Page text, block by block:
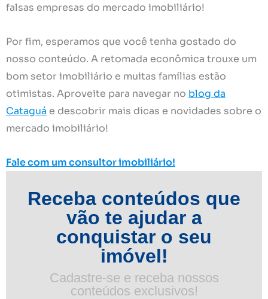
falsas empresas do mercado imobiliário!
Por fim, esperamos que você tenha gostado do
nosso conteúdo. A retomada econômica trouxe um
bom setor imobiliário e muitas famílias estão
otimistas. Aproveite para navegar no blog da
Cataguá e descobrir mais dicas e novidades sobre o
mercado imobiliário!
Fale com um consultor imobiliário!
Receba conteúdos que
vão te ajudar a
conquistar o seu
imóvel!
Cadastre-se e receba nossos
conteúdos exclusivos!